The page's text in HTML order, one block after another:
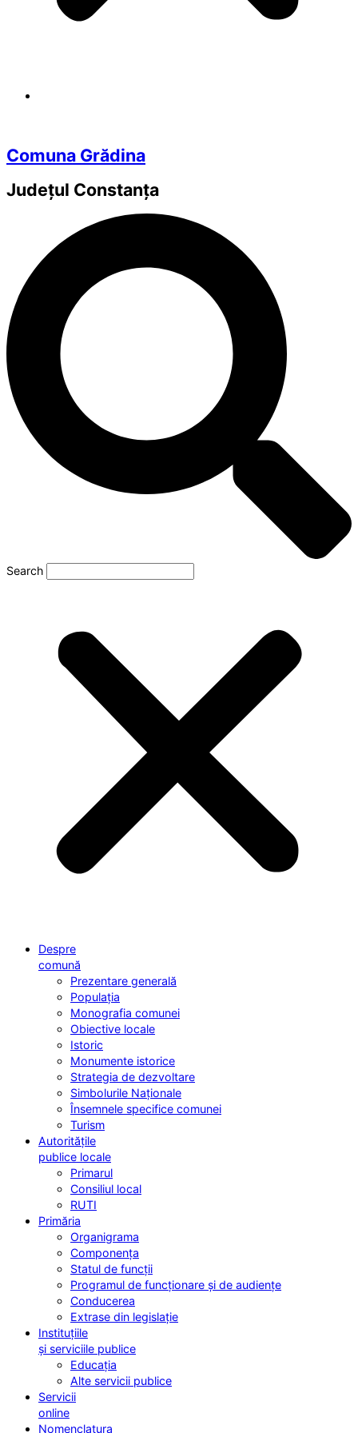
Comuna Grădina
Județul Constanța
Search
Despre
comună
Prezentare generală
Populația
Monografia comunei
Obiective locale
Istoric
Monumente istorice
Strategia de dezvoltare
Simbolurile Naționale
Însemnele specifice comunei
Turism
Autoritățile
publice locale
Primarul
Consiliul local
RUTI
Primăria
Organigrama
Componența
Statul de funcții
Programul de funcționare și de audiențe
Conducerea
Extrase din legislație
Instituțiile
și serviciile publice
Educația
Alte servicii publice
Servicii
online
Nomenclatura